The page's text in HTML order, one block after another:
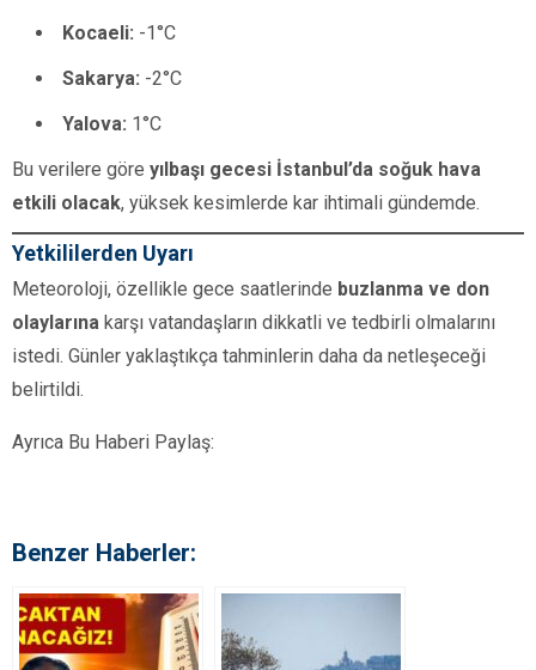
Kocaeli: -1°C
Sakarya: -2°C
Yalova: 1°C
Bu verilere göre yılbaşı gecesi İstanbul’da soğuk hava
etkili olacak, yüksek kesimlerde kar ihtimali gündemde.
Yetkililerden Uyarı
Meteoroloji, özellikle gece saatlerinde buzlanma ve don
olaylarına karşı vatandaşların dikkatli ve tedbirli olmalarını
istedi. Günler yaklaştıkça tahminlerin daha da netleşeceği
belirtildi.
Ayrıca Bu Haberi Paylaş:
Benzer Haberler: